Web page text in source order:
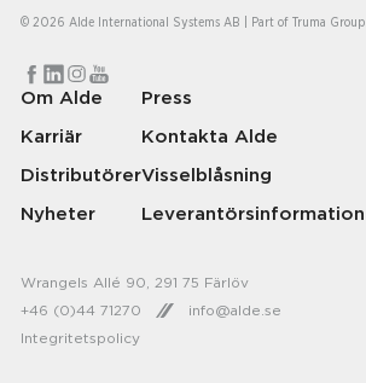
© 2026 Alde International Systems AB | Part of Truma Group
Om Alde
Karriär
Distributörer
Nyheter
Press
Kontakta Alde
Visselblåsning
Leverantörsinformation
Integritetspolicy
Wrangels Allé 90, 291 75 Färlöv
+46 (0)44 71270
info@alde.se